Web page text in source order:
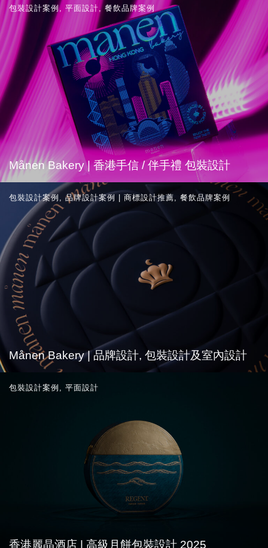
Månen Bakery | 香港手信 / 伴手禮 包裝設計
包裝設計案例, 平面設計 , 餐飲品牌案例
Månen Bakery | 品牌設計, 包裝設計及室內設計
包裝設計案例 , 品牌設計案例 | 商標設計推薦, 餐飲品牌案例
香港麗晶酒店 | 高級月餅包裝設計 2025
包裝設計案例 , 平面設計